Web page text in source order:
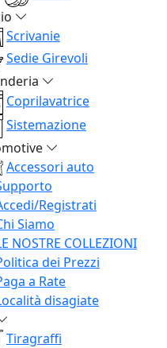
Scrivanie
Sedie Girevoli
Coprilavatrice
Sistemazione
Accessori auto
Registrati
Siamo
NOSTRE COLLEZIONI
dei Prezzi
a Rate
disagiate
Tiragraffi